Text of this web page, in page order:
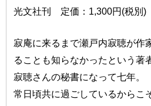
光文社刊 定価：1,300円(税別)
寂庵に来るまで瀬戸内寂聴が作
ることも知らなかったという著
寂聴さんの秘書になって七年。
常日頃共に過ごしているからこ